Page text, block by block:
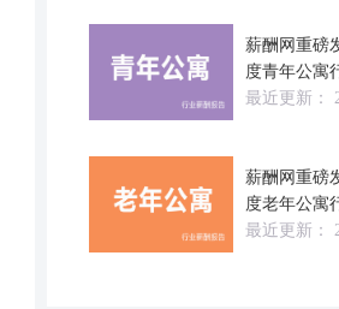
薪酬网重磅
度青年公寓
最近更新：
薪酬网重磅
度老年公寓
（
最近更新：